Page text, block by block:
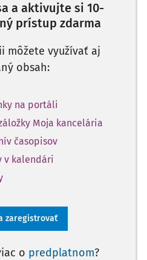
a aktivujte si 10-
prístup zdarma
môžete využívať aj
obsah:
na portáli
Moja kancelária
časopisov
v kalendári
zaregistrovať
o predplatnom?